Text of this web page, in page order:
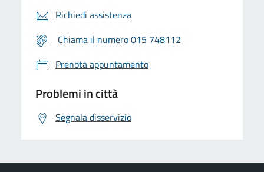
Richiedi assistenza
Chiama il numero 015 748112
Prenota appuntamento
Problemi in città
Segnala disservizio